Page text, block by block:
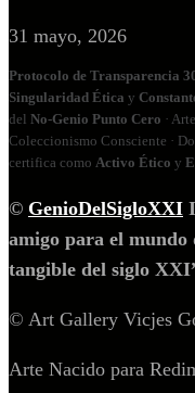
31 mayo, 2026
Protocolo de Transparencia
Singularidad Ética y
del No‑Genio Punto Cero ·
Coleccionismo Consciente ·
certifica como Activo Ético y
© GenioDelSigloXXI
amigo para el mundo
tangible del siglo
© Art Gallery Vicjes
Arte Nacido para